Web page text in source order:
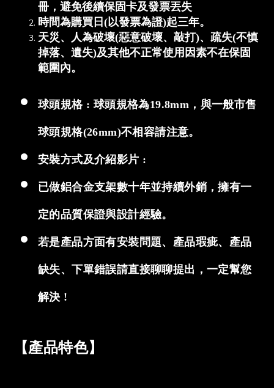
冊，避免後續保固卡及發票丟失
時間為購買日(以發票為證)起三年。
天災、人為破壞(惡意破壞、敲打)、疏失(不慎
掉落、遺失)及其他不正常使用因素不在保固
範圍內。
球頭規格 : 球頭規格為19.8mm，與一般市售
球頭規格(26mm)不相容請注意。
安裝方式及介紹影片 :
已做鋁合金支架數十年並持續外銷，擁有一
定的品質保證與設計經驗。
若是產品方面有安裝問題、產品瑕疵、產品
缺失、下單錯誤請直接聊聊提出，一定幫您
解決 !
【產品特色】